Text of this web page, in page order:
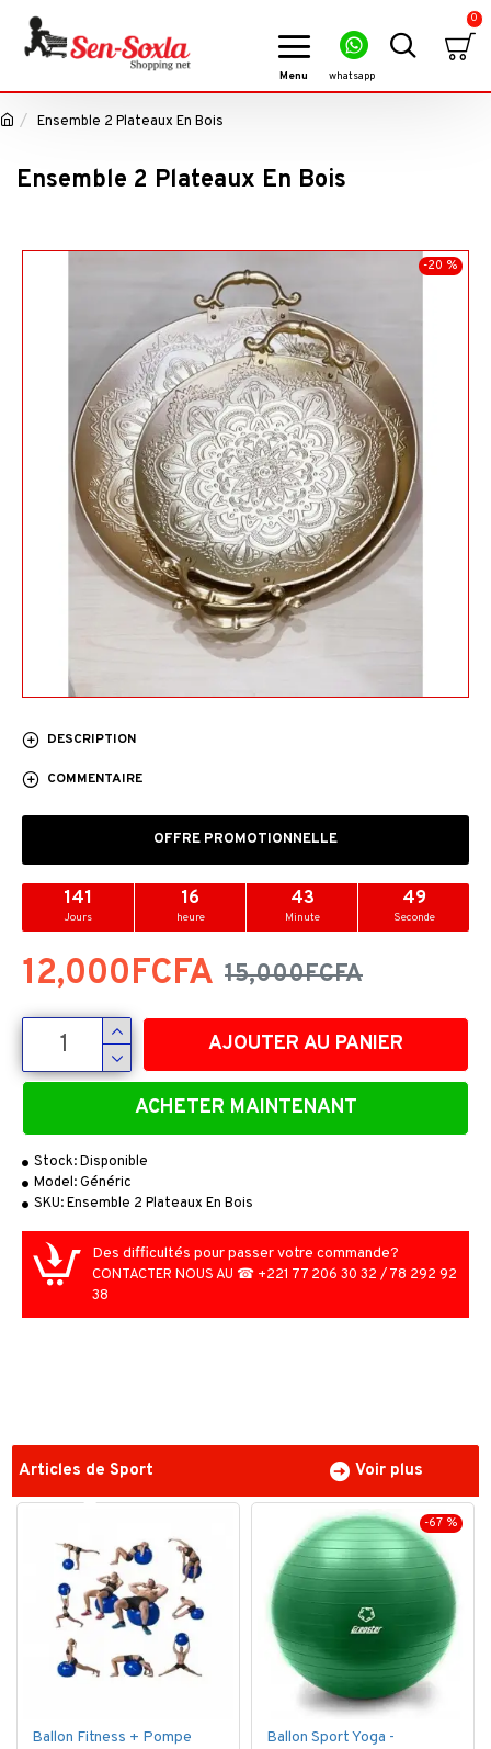
0
Ensemble 2 Plateaux En Bois
Ensemble 2 Plateaux En Bois
-20 %
DESCRIPTION
COMMENTAIRE
Stock:Disponible
Model:Généric
SKU:Ensemble 2 Plateaux En Bois
OFFRE PROMOTIONNELLE
141
Jours
16
heure
43
Minute
48
Seconde
12,000FCFA 15,000FCFA
AJOUTER AU PANIER
ACHETER MAINTENANT
Des difficultés pour passer votre commande?
CONTACTER NOUS AU ☎ +221 77 206 30 32 / 78 292 92
38
Articles de Sport Voir plus
Ballon Fitness + Pompe
-67 %
Ballon Sport Yoga -